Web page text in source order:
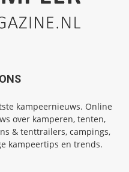
kampeernieuws. Online
over kamperen, tenten,
& tenttrailers, campings,
kampeertips en trends.